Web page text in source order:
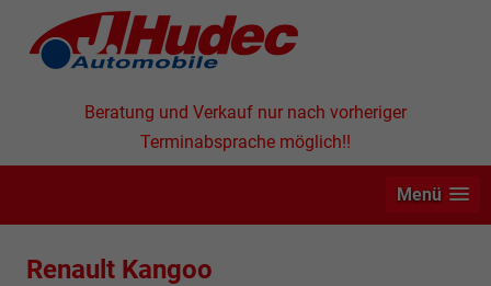
Beratung und Verkauf nur nach vorheriger
Terminabsprache möglich!!
Menü
Renault Kangoo